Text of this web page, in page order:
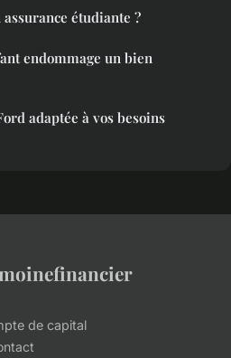
étudiante ?
endommage un bien
adaptée à vos besoins
de capital